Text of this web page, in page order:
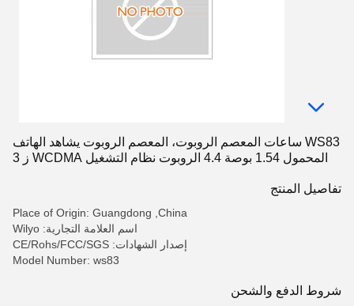
WS83 ساعات المعصم الروبوت، المعصم الروبوت يشاهد الهاتف
المحمول 1.54 بوصة 4.4 الروبوت نظام التشغيل WCDMA ز 3
تفاصيل المنتج
Place of Origin: Guangdong ,China
اسم العلامة التجارية: Wilyo
إصدار الشهادات: CE/Rohs/FCC/SGS
Model Number: ws83
شروط الدفع والشحن